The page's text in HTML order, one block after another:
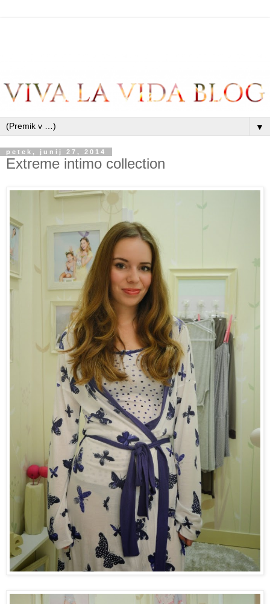
▼
petek, junij 27, 2014
Extreme intimo collection